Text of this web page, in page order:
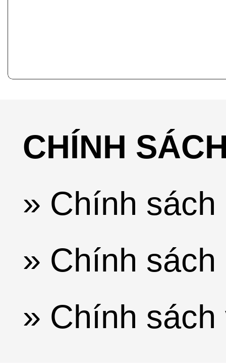
CHÍNH
» Chính
» Chính
» Chính